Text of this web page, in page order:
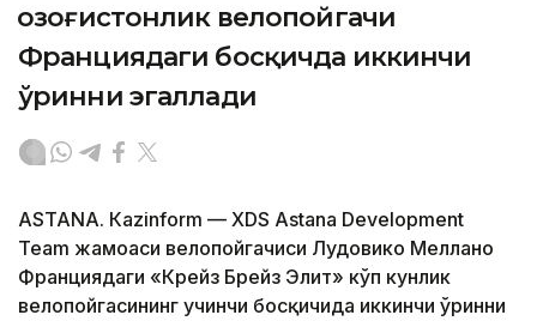
Қозоғистонлик велопойгачи
Франциядаги босқичда иккинчи
ўринни эгаллади
ASTANА. Кazinform — XDS Astana Development
Team жамоаси велопойгачиси Лудовико Меллано
Франциядаги «Крейз Брейз Элит» кўп кунлик
велопойгасининг учинчи босқичида иккинчи ўринни